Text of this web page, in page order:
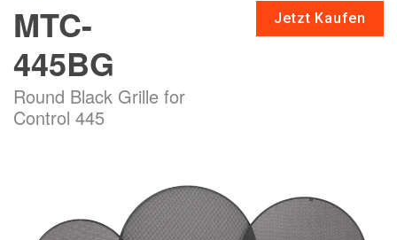
Fallstudien
Lernsitzungen
Schulungen
Support
MTC-
445BG
Round Black Grille for
Control 445
Jetzt Kaufen